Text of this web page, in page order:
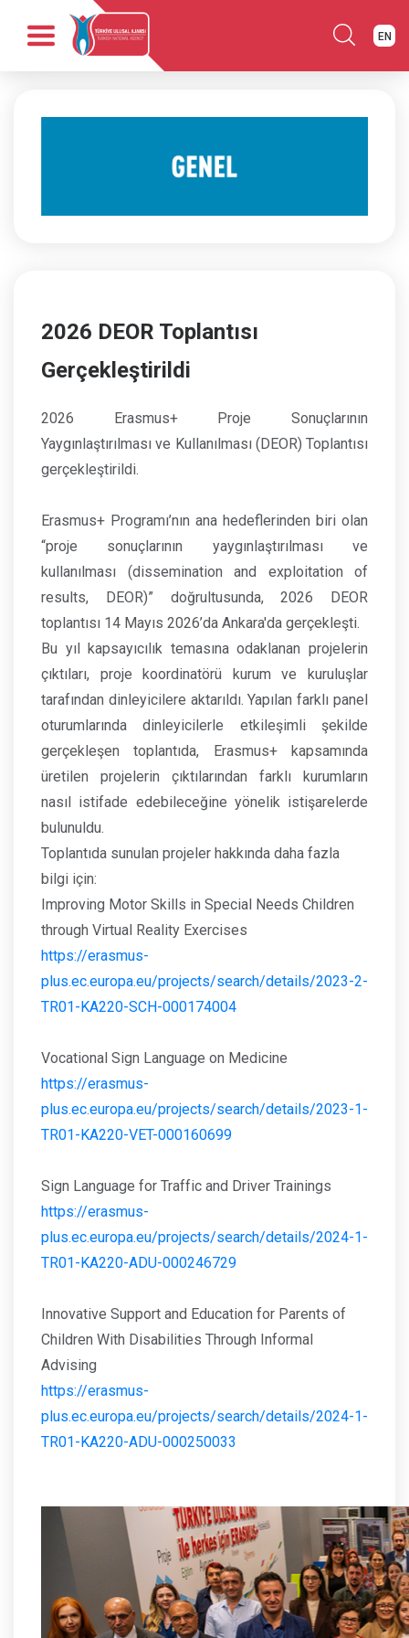
Yayınlar
EN
2026 DEOR Toplantısı
Gerçekleştirildi
2026 Erasmus+ Proje Sonuçlarının
Yaygınlaştırılması ve Kullanılması (DEOR) Toplantısı
gerçekleştirildi.
Erasmus+ Programı’nın ana hedeflerinden biri olan
“proje sonuçlarının yaygınlaştırılması ve
kullanılması (dissemination and exploitation of
results, DEOR)” doğrultusunda, 2026 DEOR
toplantısı 14 Mayıs 2026’da Ankara'da gerçekleşti.
Bu yıl kapsayıcılık temasına odaklanan projelerin
çıktıları, proje koordinatörü kurum ve kuruluşlar
tarafından dinleyicilere aktarıldı. Yapılan farklı panel
oturumlarında dinleyicilerle etkileşimli şekilde
gerçekleşen toplantıda, Erasmus+ kapsamında
üretilen projelerin çıktılarından farklı kurumların
nasıl istifade edebileceğine yönelik istişarelerde
bulunuldu.
Toplantıda sunulan projeler hakkında daha fazla
bilgi için:
Improving Motor Skills in Special Needs Children
through Virtual Reality Exercises
https://erasmus-
plus.ec.europa.eu/projects/search/details/2023-2-
TR01-KA220-SCH-000174004
Vocational Sign Language on Medicine
https://erasmus-
plus.ec.europa.eu/projects/search/details/2023-1-
TR01-KA220-VET-000160699
Sign Language for Traffic and Driver Trainings
https://erasmus-
plus.ec.europa.eu/projects/search/details/2024-1-
TR01-KA220-ADU-000246729
Innovative Support and Education for Parents of
Children With Disabilities Through Informal
Advising
https://erasmus-
plus.ec.europa.eu/projects/search/details/2024-1-
TR01-KA220-ADU-000250033